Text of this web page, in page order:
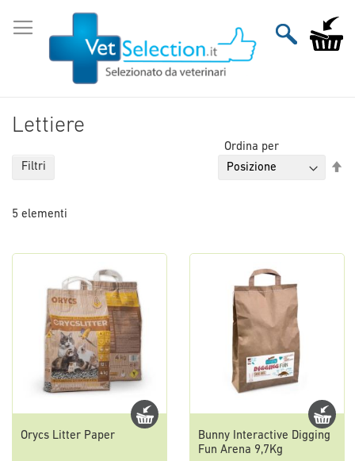
al
contenuto
Carrello
Lettiere
5 elementi
Ordina per
Orycs Litter Paper
Bunny Interactive Digging
Fun Arena 9,7Kg
Filtri